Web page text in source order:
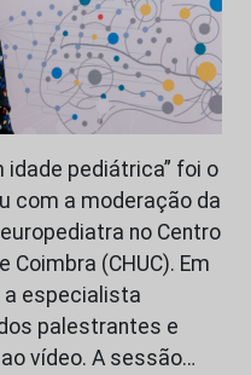
idade pediátrica” foi o
com a moderação da
no Centro
(CHUC). Em
a especialista
palestrantes e
vídeo. A sessão…